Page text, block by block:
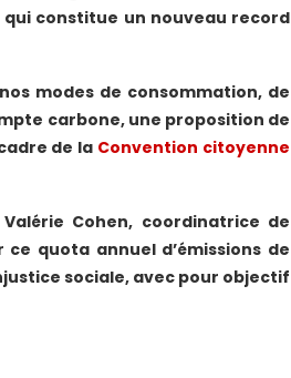
qui constitue un nouveau record
modes de consommation, de
carbone, une proposition de
de la Convention citoyenne
Cohen, coordinatrice de
ce quota annuel d’émissions de
sociale, avec pour objectif